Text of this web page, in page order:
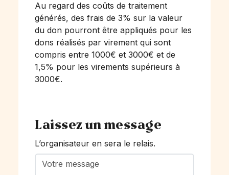
Au regard des coûts de traitement
générés, des frais de 3% sur la valeur
du don pourront être appliqués pour les
dons réalisés par virement qui sont
compris entre 1000€ et 3000€ et de
1,5% pour les virements supérieurs à
3000€.
Laissez un message
L’organisateur en sera le relais.